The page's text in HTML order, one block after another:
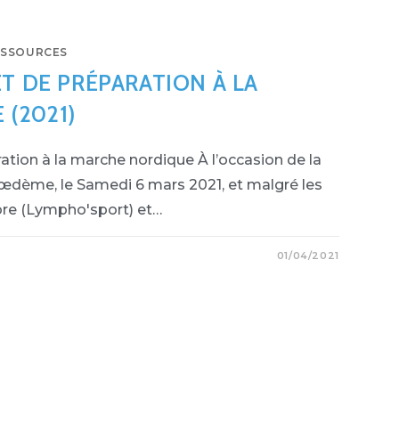
DE PRÉPARATION À LA
(2021)
à la marche nordique À l’occasion de la
le Samedi 6 mars 2021, et malgré les
(Lympho'sport) et…
01/04/2021